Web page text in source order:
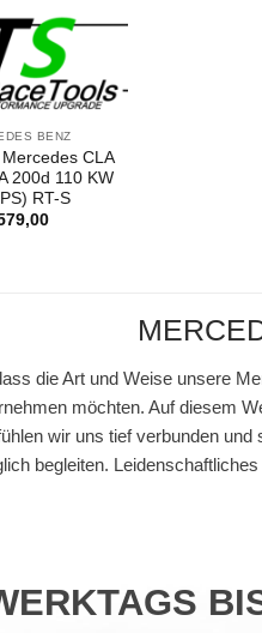
BENZ
CLA
200d 110 KW
RT-S
die Art und Weise unsere
möchten. Auf diesem
wir uns tief verbunden
begleiten.